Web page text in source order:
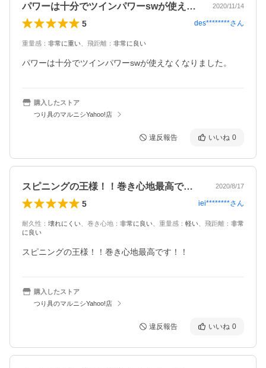
パワーは十分でツインパワーswが使えな… 2020/11/14
5 des********さん
重量感 ： 非常に重い 飛距離 ： 非常に良い
パワーは十分でツインパワーswが使えなくなりました。
購入したストア
つり具のマルニシYahoo!店
違反報告 いいね 0
スピニングの王様！！巻き心地最高です！… 2020/8/17
5 iei********さん
耐久性 ： 壊れにくい 巻き心地 ： 非常に良い 重量感 ： 軽い 飛距離 ： 非常
に良い
スピニングの王様！！巻き心地最高です！！
購入したストア
つり具のマルニシYahoo!店
違反報告 いいね 0